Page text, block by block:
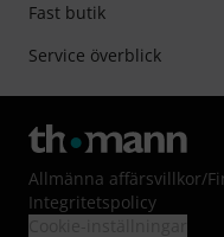
Fast butik
Service överblick
Allmänna affärsvillkor/
Integritetspolicy